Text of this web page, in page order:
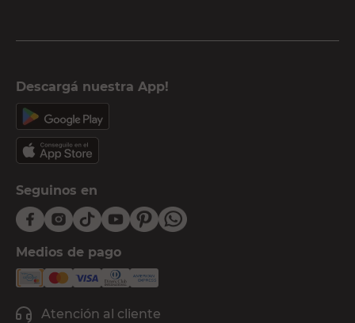
Descargá nuestra App!
Seguinos en
Medios de pago
Atención al cliente